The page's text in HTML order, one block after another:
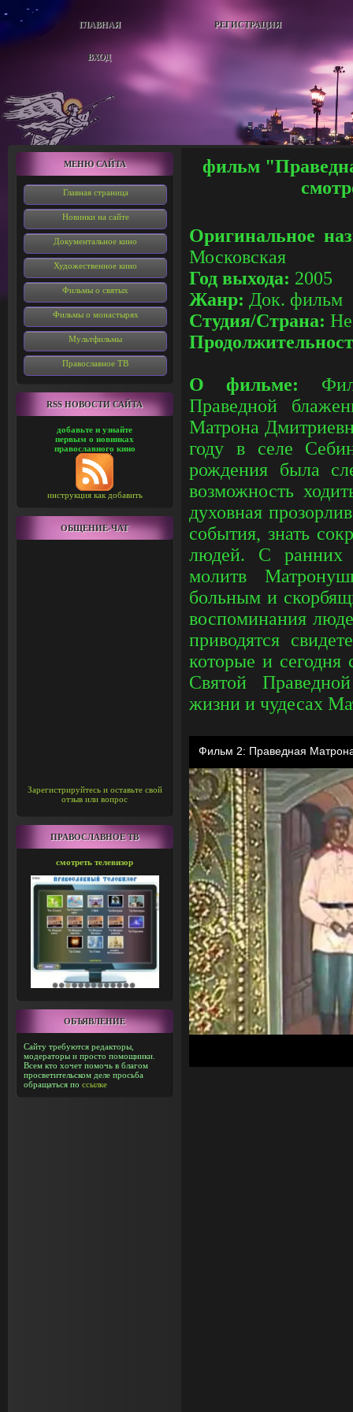
ГЛАВНАЯ РЕГИСТРАЦИЯ
ВХОД
МЕНЮ САЙТА
Главная страница
Новинки на сайте
Документальное кино
Художественное кино
Фильмы о святых
Фильмы о монастырях
Мультфильмы
Православное ТВ
RSS НОВОСТИ САЙТА
добавьте и узнайте
первым о новинках
православного кино
инструкция как добавить
ОБЩЕНИЕ-ЧАТ
Зарегистрируйтесь и оставьте свой
отзыв или вопрос
ПРАВОСЛАВНОЕ ТВ
смотреть телевизор
ОБЪЯВЛЕНИЕ
Сайту требуются редакторы,
модераторы и просто помощники.
Всем кто хочет помочь в благом
просветительском деле просьба
обращаться по ссылке
фильм "
Оригинальное
Московская
Год выхода: 2005
Жанр: Док. фильм
Студия/Страна:
О фильме:
Праведной
Матрона
году в селе
рождения была
возможность
духовная
события, знать
людей. С ранних
молитв
больным и
воспоминания
приводятся
которые и
Святой
жизни и чудесах